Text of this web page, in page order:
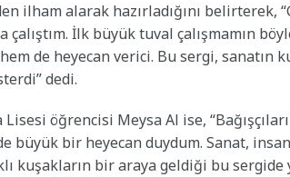
ilham alarak hazırladığını belirterek,
çalıştım. İlk büyük tuval çalışmamın
de heyecan verici. Bu sergi,
dedi.
öğrencisi Meysa Al ise,
büyük bir heyecan duydum. Sanat,
kuşakların bir araya geldiği bu